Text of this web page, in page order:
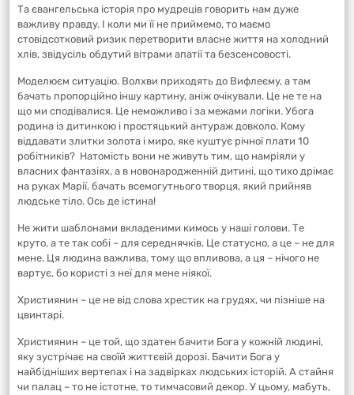
Та євангельська історія про мудреців говорить нам дуже
важливу правду. І коли ми її не приймемо, то маємо
стовідсотковий ризик перетворити власне життя на холодний
хлів, звідусіль обдутий вітрами апатії та безсенсовості.
Моделюєм ситуацію. Волхви приходять до Вифлеєму, а там
бачать пропорційно іншу картину, аніж очікували. Це не те на
що ми сподівалися. Це неможливо і за межами логіки. Убога
родина із дитинкою і простяцький антураж довколо. Кому
віддавати злитки золота і миро, яке куштує річної плати 10
робітників? Натомість вони не живуть тим, що намріяли у
власних фантазіях, а в новонародженній дитині, що тихо дрімає
на руках Марії, бачать всемогутнього творця, який прийняв
людське тіло. Ось де істина!
Не жити шаблонами вкладеними кимось у наші голови. Те
круто, а те так собі – для середнячків. Це статусно, а це – не для
мене. Ця людина важлива, тому що впливова, а ця – нічого не
вартує, бо користі з неї для мене ніякої.
Християнин – це не від слова хрестик на грудях, чи пізніше на
цвинтарі.
Християнин – це той, що здатен бачити Бога у кожній людині,
яку зустрічає на своїй життєвій дорозі. Бачити Бога у
найбідніших вертепах і на задвірках людських історій. А стайня
чи палац – то не істотне, то тимчасовий декор. У цьому, мабуть,